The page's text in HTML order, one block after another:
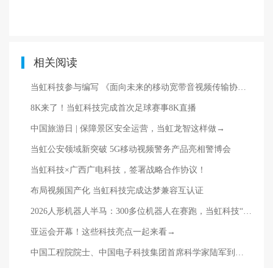
相关阅读
当虹科技参与编写 《面向未来的移动宽带音视频传输协议—现状与挑战》白皮书
8K来了！当虹科技完成首次足球赛事8K直播
中国旅游日 | 保障景区安全运营，当虹龙智这样做→
当虹公安领域新突破 5G移动视频警务产品亮相警博会
当虹科技×广西广电科技，签署战略合作协议！
布局视频国产化 当虹科技完成达梦兼容互认证
2026人形机器人半马：300多位机器人在赛跑，当虹科技“机器人摄像师”在直播
亚运会开幕！这些科技亮点一起来看→
中国工程院院士、中国电子科技集团首席科学家陆军到访当虹科技 共商超高清时代新发展